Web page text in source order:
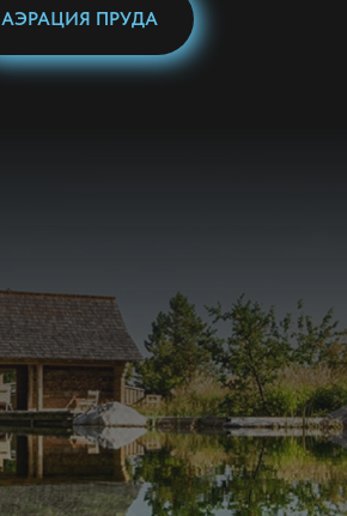
АЭРАЦИЯ ПРУДА